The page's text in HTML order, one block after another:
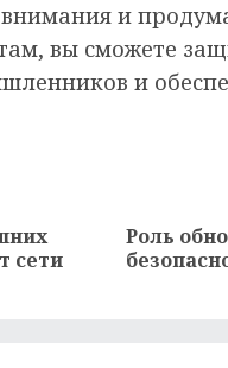
и
вы сможете
и
Предыдущая
запись:
сети
Следующая
запись:
Роль